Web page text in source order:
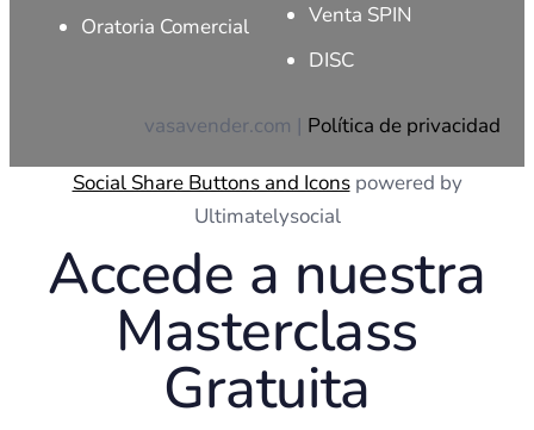
Oratoria Comercial
Venta SPIN
DISC
vasavender.com | Política de privacidad
Social Share Buttons and Iconspowered by
Ultimatelysocial
Accede a nuestra
Masterclass
Gratuita